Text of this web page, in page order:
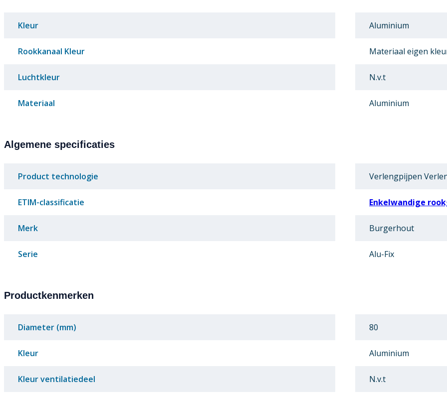
Kleur Aluminium
Rookkanaal Kleur Materiaal eigen
Luchtkleur N.v.t
Materiaal Aluminium
Algemene specificaties
Product technologie Verlengpijpen
ETIM-classificatie Enkelwandige
Merk Burgerhout
Serie Alu-Fix
Productkenmerken
Diameter (mm) 80
Kleur Aluminium
Kleur ventilatiedeel N.v.t